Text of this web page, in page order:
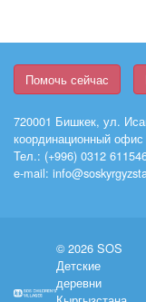
Помочь сейчас
720001 Бишкек, ул.
координационный офис
Тел.: (+996) 0312
e-mail:
© 2026 SOS
Детские
деревни